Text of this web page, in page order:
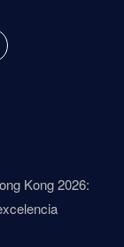
Kong 2026: